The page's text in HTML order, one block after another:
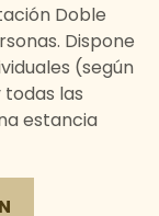
Doble
Dispone
(según
las
estancia